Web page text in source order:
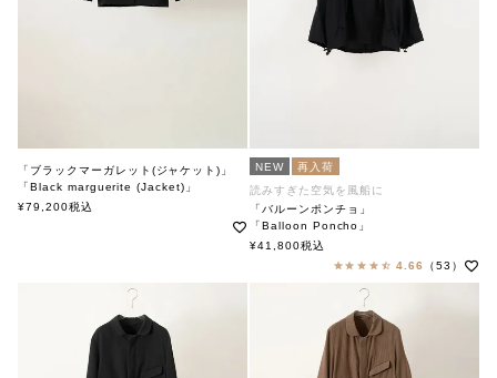
「ブラックマーガレット(ジャケット)」
「Black marguerite (Jacket)」
soutiencollar（ステンカラー）
¥79,200税込
NEW
再入荷
読みすぎた空気を風船に
「バルーンポンチョ」
「Balloon Poncho」
soutiencollar（ステンカラー）
¥41,800税込
4.66
（53）